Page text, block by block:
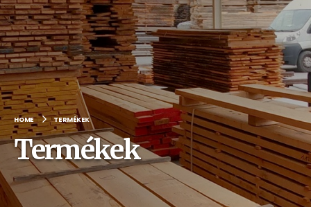
HOME TERMÉKEK
Termékek